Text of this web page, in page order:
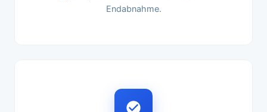
Endabnahme.